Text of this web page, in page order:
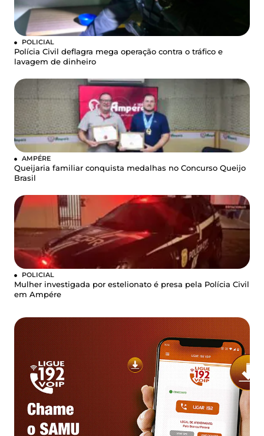
POLICIAL
Polícia Civil deflagra mega operação contra o tráfico e
lavagem de dinheiro
AMPÉRE
Queijaria familiar conquista medalhas no Concurso Queijo
Brasil
POLICIAL
Mulher investigada por estelionato é presa pela Polícia Civil
em Ampére